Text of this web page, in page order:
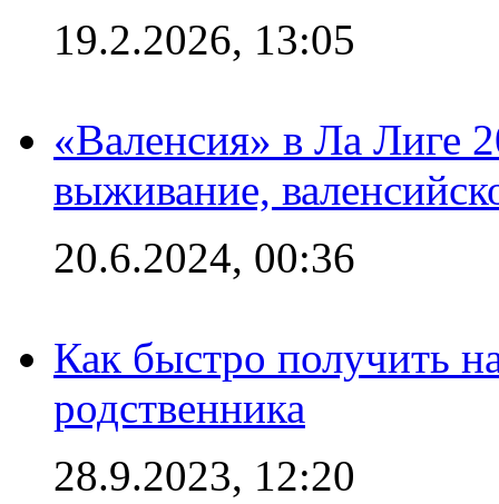
19.2.2026, 13:05
«Валенсия» в Ла Лиге
выживание,
20.6.2024, 00:36
Как быстро получить
родственника
28.9.2023, 12:20